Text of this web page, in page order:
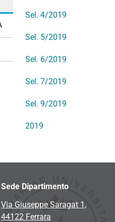
Sel. 4/2019
Sel. 5/2019
Sel. 6/2019
Sel. 7/2019
Sel. 9/2019
2019
Sede Dipartimento
Via Giuseppe Saragat 1,
44122 Ferrara